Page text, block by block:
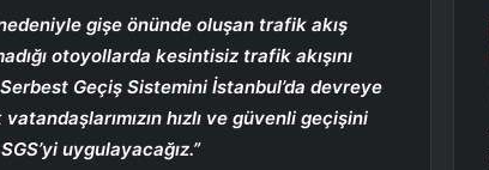
gişe önünde oluşan trafik akış
otoyollarda kesintisiz trafik akışını
Geçiş Sistemini İstanbul’da devreye
hızlı ve güvenli geçişini
uygulayacağız.”